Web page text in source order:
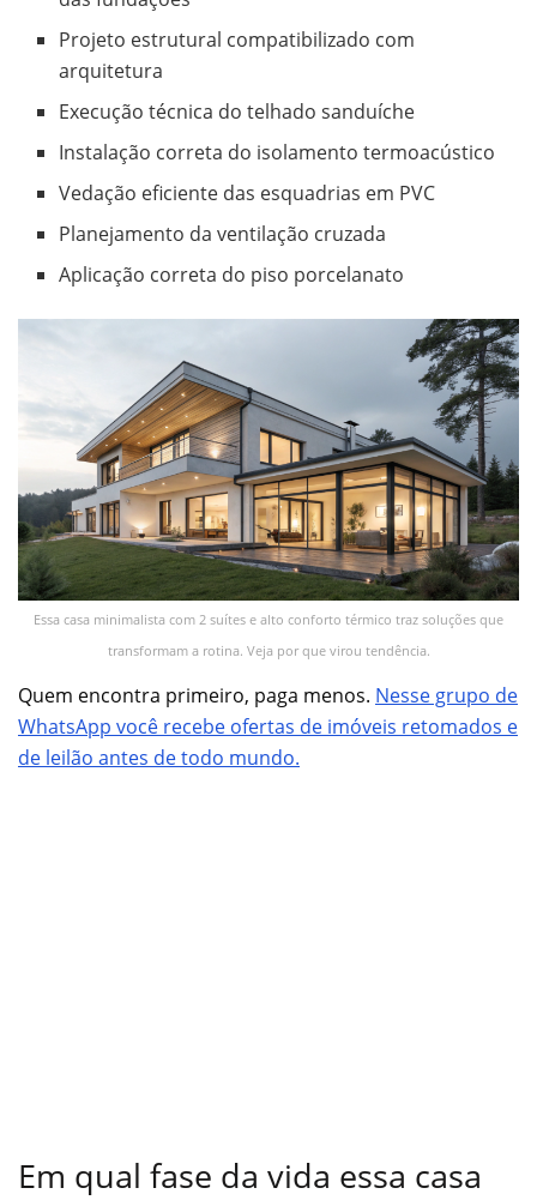
Projeto estrutural compatibilizado com
arquitetura
Execução técnica do telhado sanduíche
Instalação correta do isolamento termoacústico
Vedação eficiente das esquadrias em PVC
Planejamento da ventilação cruzada
Aplicação correta do piso porcelanato
Essa casa minimalista com 2 suítes e alto conforto térmico traz soluções que
transformam a rotina. Veja por que virou tendência.
Quem encontra primeiro, paga menos. Nesse grupo de
WhatsApp você recebe ofertas de imóveis retomados e
de leilão antes de todo mundo.
Em qual fase da vida essa casa